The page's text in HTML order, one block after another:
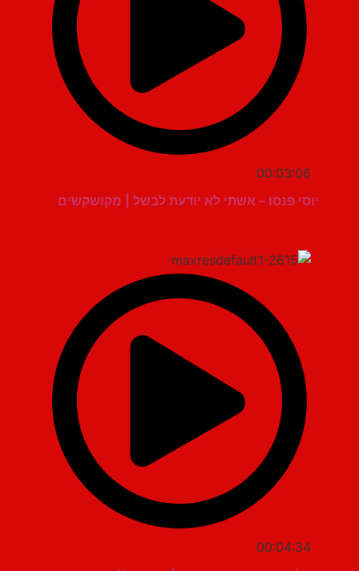
00:03:06
יוסי פנסו – אשתי לא יודעת לבשל | מקושקשים
00:04:34